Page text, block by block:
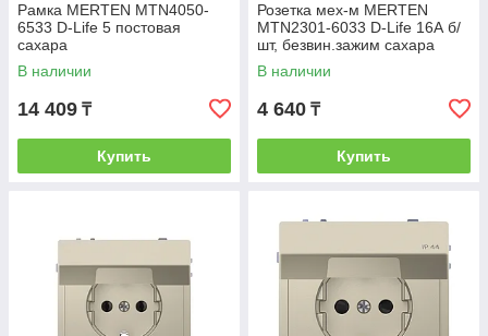
Рамка MERTEN MTN4050-
6533 D-Life 5 постовая
сахара
В наличии
14 409 ₸
Купить
Розетка мех-м MERTEN
MTN2301-6033 D-Life 16А б/
шт, безвин.зажим сахара
В наличии
4 640 ₸
Купить